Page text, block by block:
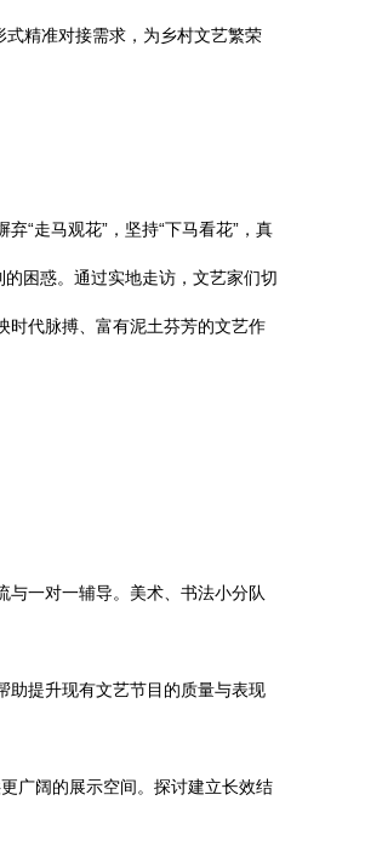
式精准对接需求，为乡村文艺繁荣
“走马观花”，坚持“下马看花”，真
困惑。通过实地走访，文艺家们切
时代脉搏、富有泥土芬芳的文艺作
一对一辅导。美术、书法小分队
助提升现有文艺节目的质量与表现
广阔的展示空间。探讨建立长效结